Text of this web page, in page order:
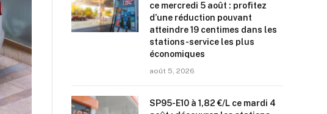
ce mercredi 5 août : profitez
d’une réduction pouvant
atteindre 19 centimes dans les
stations-service les plus
économiques
août 5, 2026
SP95-E10 à 1,82 €/L ce mardi 4